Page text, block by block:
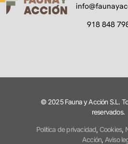
918 848
© 2025 Fauna y Acción S.L.
reservados.
Política de privacidad, Cookies,
Acción, Aviso